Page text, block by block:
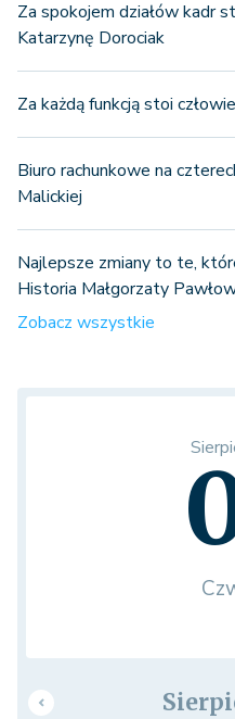
Za spokojem działów kadr
Katarzynę Dorociak
Za każdą funkcją stoi
Biuro rachunkowe na
Malickiej
Najlepsze zmiany to te,
Historia Małgorzaty
Zobacz wszystkie